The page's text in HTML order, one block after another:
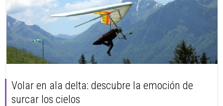
Volar en ala delta: descubre la emoción de
surcar los cielos